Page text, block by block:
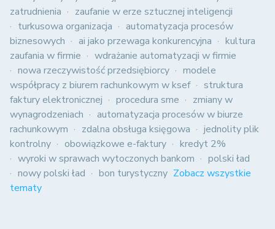
zatrudnienia
zaufanie w erze sztucznej inteligencji
turkusowa organizacja
automatyzacja procesów
biznesowych
ai jako przewaga konkurencyjna
kultura
zaufania w firmie
wdrażanie automatyzacji w firmie
nowa rzeczywistość przedsiębiorcy
modele
współpracy z biurem rachunkowym w ksef
struktura
faktury elektronicznej
procedura sme
zmiany w
wynagrodzeniach
automatyzacja procesów w biurze
rachunkowym
zdalna obsługa księgowa
jednolity plik
kontrolny
obowiązkowe e-faktury
kredyt 2%
wyroki w sprawach wytoczonych bankom
polski ład
nowy polski ład
bon turystyczny Zobacz wszystkie
tematy